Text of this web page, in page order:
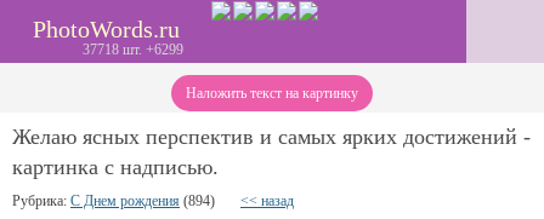
PhotoWords.ru
37718 шт. +6299
Наложить текст на картинку
Желаю ясных перспектив и самых ярких достижений -
картинка с надписью.
Рубрика: С Днем рождения (894) << назад